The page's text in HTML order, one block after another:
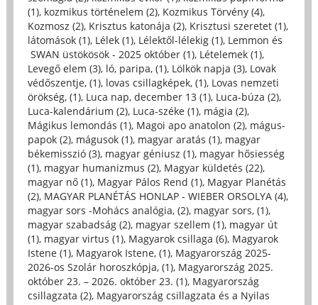
(1), kozmikus történelem (2), Kozmikus Törvény (4),
Kozmosz (2), Krisztus katonája (2), Krisztusi szeretet (1),
látomások (1), Lélek (1), Lélektől-lélekig (1), Lemmon és
SWAN üstökösök - 2025 október (1), Lételemek (1),
Levegő elem (3), ló, paripa, (1), Lölkök napja (3), Lovak
védőszentje, (1), lovas csillagképek, (1), Lovas nemzeti
örökség, (1), Luca nap, december 13 (1), Luca-búza (2),
Luca-kalendárium (2), Luca-széke (1), mágia (2),
Mágikus lemondás (1), Magoi apo anatolon (2), mágus-
papok (2), mágusok (1), magyar aratás (1), magyar
békemisszió (3), magyar géniusz (1), magyar hősiesség
(1), magyar humanizmus (2), Magyar küldetés (22),
magyar nő (1), Magyar Pálos Rend (1), Magyar Planétás
(2), MAGYAR PLANÉTÁS HONLAP - WIEBER ORSOLYA (4),
magyar sors -Mohács analógia, (2), magyar sors, (1),
magyar szabadság (2), magyar szellem (1), magyar út
(1), magyar virtus (1), Magyarok csillaga (6), Magyarok
Istene (1), Magyarok Istene, (1), Magyarország 2025-
2026-os Szolár horoszkópja, (1), Magyarország 2025.
október 23. – 2026. október 23. (1), Magyarország
csillagzata (2), Magyarország csillagzata és a Nyilas